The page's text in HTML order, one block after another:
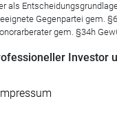
als
Gegenpartei gem.
gem. §34h
Investor